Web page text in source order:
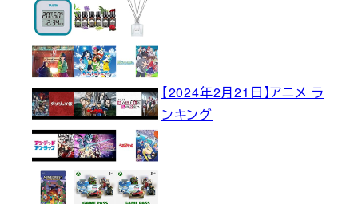
【2024年2月21日】アニメ ラ
ンキング